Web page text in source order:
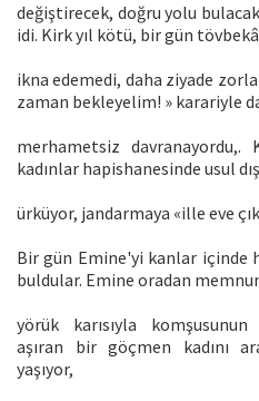
değiştirecek, doğru yolu
idi. Kirk yıl kötü, bir gün
ikna edemedi, daha ziyade
zaman bekleyelim! » karariyle
merhametsiz davranayordu,.
kadınlar hapishanesinde usul
ürküyor, jandarmaya «ille eve
Bir gün Emine'yi kanlar içinde
buldular. Emine oradan
yörük karısıyla komşusunun
aşıran bir göçmen kadını
yaşıyor,